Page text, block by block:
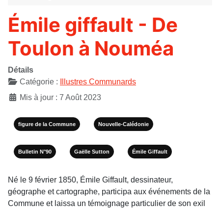
Émile giffault - De
Toulon à Nouméa
Détails
Catégorie :
Illustres Communards
Mis à jour : 7 Août 2023
figure de la Commune Nouvelle-Calédonie
Bulletin N°90 Gaëlle Sutton Émile Giffault
Né le 9 février 1850, Émile Giffault, dessinateur,
géographe et carto­graphe, participa aux événements de la
Commune et laissa un témoi­gnage particulier de son exil